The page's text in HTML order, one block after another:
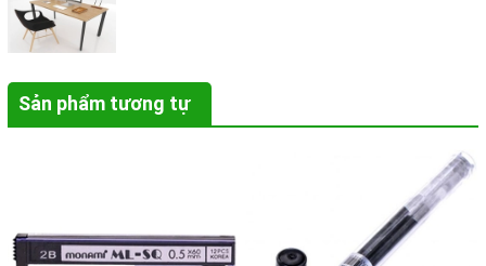
Sản phẩm tương tự